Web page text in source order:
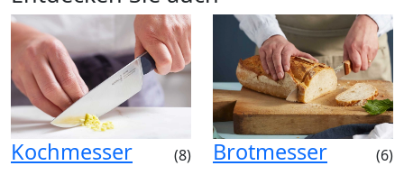
Kochmesser
(8)
Brotmesser
(6)